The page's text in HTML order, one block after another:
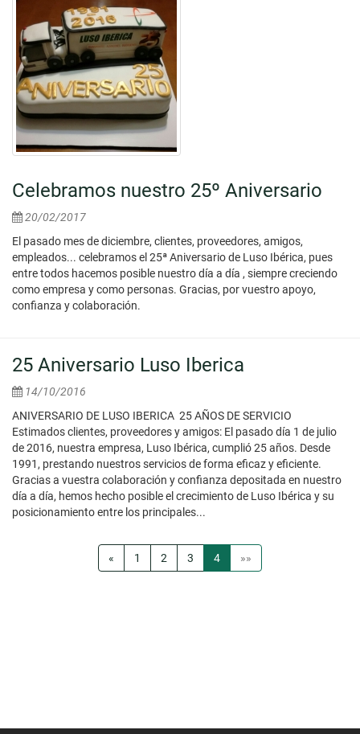
Celebramos nuestro 25º Aniversario
20/02/2017
El pasado mes de diciembre, clientes, proveedores, amigos,
empleados... celebramos el 25ª Aniversario de Luso Ibérica, pues
entre todos hacemos posible nuestro día a día , siempre creciendo
como empresa y como personas. Gracias, por vuestro apoyo,
confianza y colaboración.
25 Aniversario Luso Iberica
14/10/2016
ANIVERSARIO DE LUSO IBERICA 25 AÑOS DE SERVICIO
Estimados clientes, proveedores y amigos: El pasado día 1 de julio
de 2016, nuestra empresa, Luso Ibérica, cumplió 25 años. Desde
1991, prestando nuestros servicios de forma eficaz y eficiente.
Gracias a vuestra colaboración y confianza depositada en nuestro
día a día, hemos hecho posible el crecimiento de Luso Ibérica y su
posicionamiento entre los principales...
« 1 2 3 4 »»